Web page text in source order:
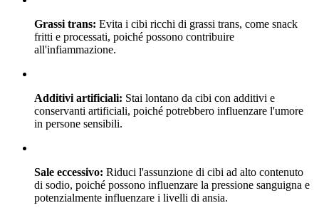
Grassi trans: Evita i cibi ricchi di grassi trans, come snack
fritti e processati, poiché possono contribuire
all'infiammazione.
Additivi artificiali: Stai lontano da cibi con additivi e
conservanti artificiali, poiché potrebbero influenzare l'umore
in persone sensibili.
Sale eccessivo: Riduci l'assunzione di cibi ad alto contenuto
di sodio, poiché possono influenzare la pressione sanguigna e
potenzialmente influenzare i livelli di ansia.